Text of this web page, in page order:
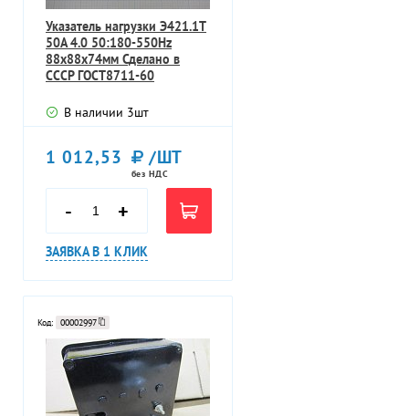
Указатель нагрузки Э421.1Т
50А 4.0 50:180-550Hz
88х88х74мм Сделано в
СССР ГОСТ8711-60
В наличии 3шт
1 012,53 /ШТ
без НДС
- +
ЗАЯВКА В 1 КЛИК
Код: 00002997